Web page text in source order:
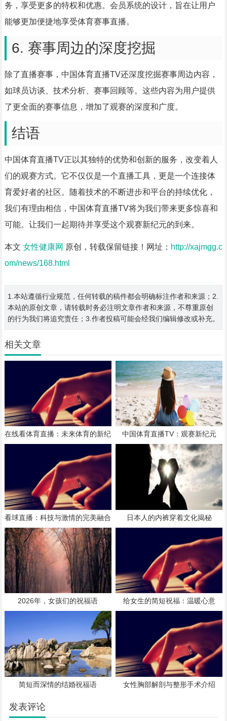
务，享受更多的特权和优惠。会员系统的设计，旨在让用户
能够更加便捷地享受体育赛事直播。
6. 赛事周边的深度挖掘
除了直播赛事，中国体育直播TV还深度挖掘赛事周边内容，
如球员访谈、技术分析、赛事回顾等。这些内容为用户提供
了更全面的赛事信息，增加了观赛的深度和广度。
结语
中国体育直播TV正以其独特的优势和创新的服务，改变着人
们的观赛方式。它不仅仅是一个直播工具，更是一个连接体
育爱好者的社区。随着技术的不断进步和平台的持续优化，
我们有理由相信，中国体育直播TV将为我们带来更多惊喜和
可能。让我们一起期待并享受这个观赛新纪元的到来。
本文 女性健康网 原创，转载保留链接！网址： http://xajmgg.c
om/news/168.html
1.本站遵循行业规范，任何转载的稿件都会明确标注作者和来源；2.
本站的原创文章，请转载时务必注明文章作者和来源，不尊重原创
的行为我们将追究责任；3.作者投稿可能会经我们编辑修改或补充。
相关文章
在线看体育直播：未来体育的新纪
元
中国体育直播TV：观赛新纪元
看球直播：科技与激情的完美融合 日本人的内裤穿着文化揭秘
2026年，女孩们的祝福语 给女生的简短祝福：温暖心意
简短而深情的结婚祝福语 女性胸部解剖与整形手术介绍
发表评论